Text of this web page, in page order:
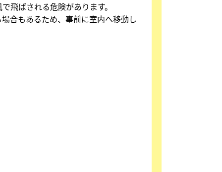
飛ばされる危険があります。
合もあるため、事前に室内へ移動し